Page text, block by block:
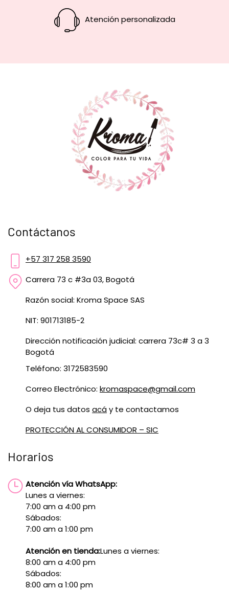
Atención personalizada
Contáctanos
+57 317 258 3590
Carrera 73 c #3a 03, Bogotá
Razón social: Kroma Space SAS
NIT: 901713185-2
Dirección notificación judicial: carrera 73c# 3 a 3
Bogotá
Teléfono: 3172583590
Correo Electrónico: kromaspace@gmail.com
O deja tus datos acáy te contactamos
PROTECCIÓN AL CONSUMIDOR – SIC
Horarios
Atención vía WhatsApp:
Lunes a viernes:
7:00 am a 4:00 pm
Sábados:
7:00 am a 1:00 pm
Atención en tienda:Lunes a viernes:
8:00 am a 4:00 pm
Sábados:
8:00 am a 1:00 pm